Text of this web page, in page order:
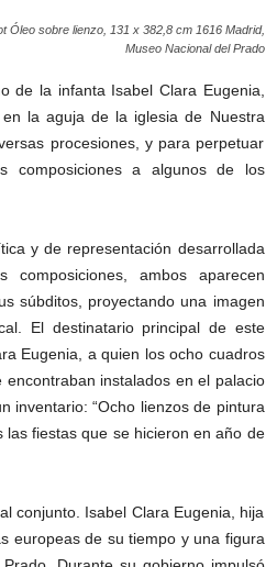
Óleo sobre lienzo, 131 x 382,8 cm 1616 Madrid,
Museo Nacional del Prado
de la infanta Isabel Clara Eugenia,
la aguja de la iglesia de Nuestra
procesiones, y para perpetuar
composiciones a algunos de los
y de representación desarrollada
ambos aparecen
súbditos, proyectando una imagen
El destinatario principal de este
Eugenia, a quien los ocho cuadros
instalados en el palacio
inventario: “Ocho lienzos de pintura
fiestas que se hicieron en año de
conjunto. Isabel Clara Eugenia, hija
europeas de su tiempo y una figura